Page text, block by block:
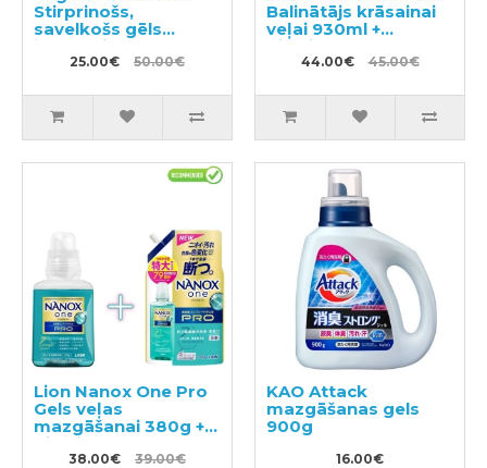
Stirprinošs,
savelkošs gēls
ķermenim 140ml
25.00€ 50.00€
Balinātājs krāsainai
veļai 930ml +
pildviela 820ml
44.00€ 45.00€
Lion Nanox One Pro
Gels veļas
mazgāšanai 380g +
pildviela 790g
38.00€ 39.00€
KAO Attack
mazgāšanas gels
900g
16.00€